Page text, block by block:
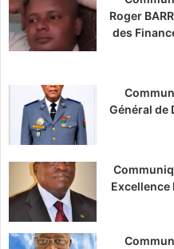
Roger
des
Général de
Excellence